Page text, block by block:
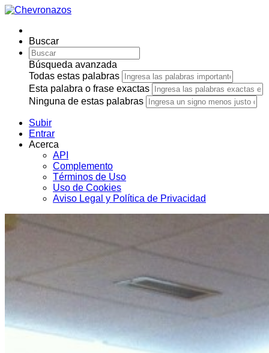
Buscar
Búsqueda avanzada
Todas estas palabras
Esta palabra o frase exactas
Ninguna de estas palabras
Subir
Entrar
Acerca
API
Complemento
Términos de Uso
Uso de Cookies
Aviso Legal y Política de Privacidad